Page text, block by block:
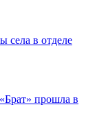
села в отделе
прошла в